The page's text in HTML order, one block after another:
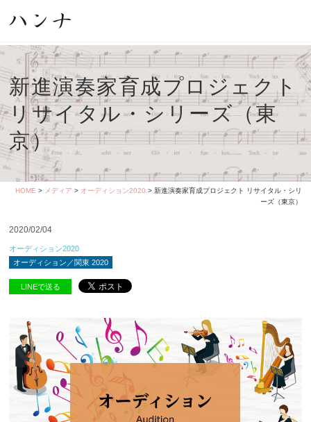
新進演奏家育成プロジェクト
リサイタル・シリーズ（東
京）
HOME > メディア > オーディション2020 > 新進演奏家育成プロジェクト リサイタル・シリ
ーズ（東京）
2020/02/04
オーディション2020
オーディション／関東 2020
LINEで送る